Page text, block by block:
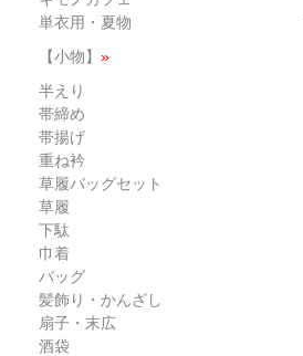
単衣用・夏物
【小物】 »
半えり
帯締め
帯揚げ
重ね衿
草履バッグセット
草履
下駄
巾着
バッグ
髪飾り・かんざし
扇子・末広
酒袋